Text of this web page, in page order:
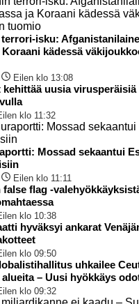
isku:
Koraani kädessä
Eilen klo 13:08
kehittää uusia virusperäisiä
klo 11:32
Mossad sekaantui
Eilen klo 11:11
false flag -
klo 10:38
hyväksyi ankarat
klo 09:50
uhkailee
– Uusi hyökkäys
klo 09:32